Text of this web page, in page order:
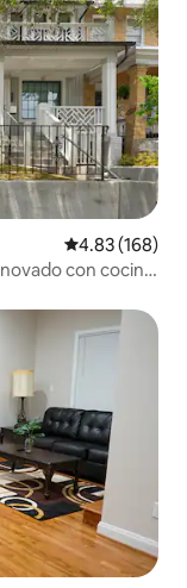
Calificación
4.83 (168)
con cocina